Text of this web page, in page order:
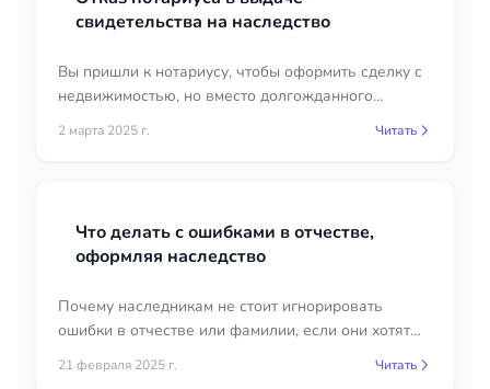
свидетельства на наследство
Вы пришли к нотариусу, чтобы оформить сделку с
недвижимостью, но вместо долгожданного
свидетельства получили отказ. Причина — право
2 марта 2025 г. Читать
Что делать с ошибками в отчестве,
оформляя наследство
Почему наследникам не стоит игнорировать
ошибки в отчестве или фамилии, если они хотят
вступить в наследство.
21 февраля 2025 г. Читать